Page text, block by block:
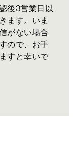
後3営業日以
ます。いま
がない場合
ので、お手
すと幸いで